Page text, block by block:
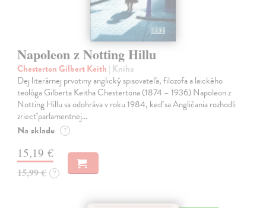
Napoleon z Notting Hillu
Chesterton Gilbert Keith | Kniha
Dej literárnej prvotiny anglický spisovateľa, filozofa a laického
teológa Gilberta Keitha Chestertona (1874 – 1936) Napoleon z
Notting Hillu sa odohráva v roku 1984, keď sa Angličania rozhodli
zriecť parlamentnej…
Na sklade ?
15,19 €
15,99 € ?